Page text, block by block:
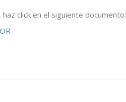
click en el siguiente documento: